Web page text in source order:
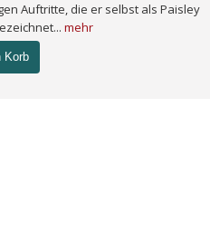
Auftritte, die er selbst als Paisley
mehr
Korb